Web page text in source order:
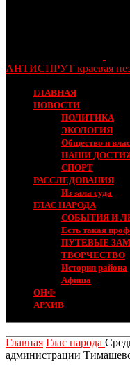
АНТИСПРУТ краевая
ГЛАВНАЯ
НОВОСТИ
ПОЛИТИКА
ЭКОЛОГИЯ
Общество и
НАШИ
СПОРТ
РАССЛЕДОВАНИЯ
Из зала суда
ГЛАС НАРОДА
СОБЫТИЯ И
Есть такая
ПУТЕВЫЕ
ТВОРЧЕСТВО
История района
Афиша
ОНФ
АРХИВ
Главная Глас народа
администрации